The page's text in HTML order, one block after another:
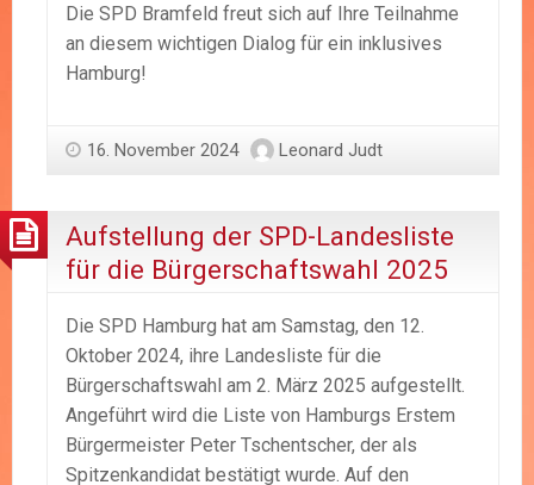
Die SPD Bramfeld freut sich auf Ihre Teilnahme
an diesem wichtigen Dialog für ein inklusives
Hamburg!
16. November 2024 Leonard Judt
Aufstellung der SPD-Landesliste
für die Bürgerschaftswahl 2025
Die SPD Hamburg hat am Samstag, den 12.
Oktober 2024, ihre Landesliste für die
Bürgerschaftswahl am 2. März 2025 aufgestellt.
Angeführt wird die Liste von Hamburgs Erstem
Bürgermeister Peter Tschentscher, der als
Spitzenkandidat bestätigt wurde. Auf den